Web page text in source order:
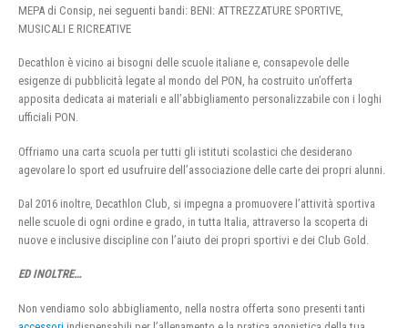
MEPA di Consip, nei seguenti bandi: BENI: ATTREZZATURE SPORTIVE,
MUSICALI E RICREATIVE
Decathlon è vicino ai bisogni delle scuole italiane e, consapevole delle
esigenze di pubblicità legate al mondo del PON, ha costruito un’offerta
apposita dedicata ai materiali e all’abbigliamento personalizzabile con i loghi
ufficiali PON.
Offriamo una carta scuola per tutti gli istituti scolastici che desiderano
agevolare lo sport ed usufruire dell’associazione delle carte dei propri alunni.
Dal 2016 inoltre, Decathlon Club, si impegna a promuovere l’attività sportiva
nelle scuole di ogni ordine e grado, in tutta Italia, attraverso la scoperta di
nuove e inclusive discipline con l’aiuto dei propri sportivi e dei Club Gold.
ED INOLTRE…
Non vendiamo solo abbigliamento, nella nostra offerta sono presenti tanti